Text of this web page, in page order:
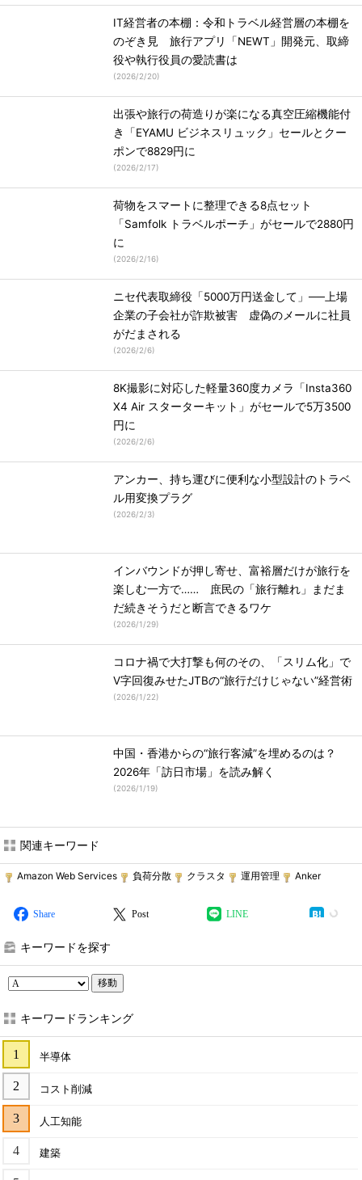
IT経営者の本棚：令和トラベル経営層の本棚を
のぞき見 旅行アプリ「NEWT」開発元、取締
役や執行役員の愛読書は
(2026/2/20)
出張や旅行の荷造りが楽になる真空圧縮機能付
き「EYAMU ビジネスリュック」セールとクー
ポンで8829円に
(2026/2/17)
荷物をスマートに整理できる8点セット
「Samfolk トラベルポーチ」がセールで2880円
に
(2026/2/16)
ニセ代表取締役「5000万円送金して」──上場
企業の子会社が詐欺被害 虚偽のメールに社員
がだまされる
(2026/2/6)
8K撮影に対応した軽量360度カメラ「Insta360
X4 Air スターターキット」がセールで5万3500
円に
(2026/2/6)
アンカー、持ち運びに便利な小型設計のトラベ
ル用変換プラグ
(2026/2/3)
インバウンドが押し寄せ、富裕層だけが旅行を
楽しむ一方で…… 庶民の「旅行離れ」まだま
だ続きそうだと断言できるワケ
(2026/1/29)
コロナ禍で大打撃も何のその、「スリム化」で
V字回復みせたJTBの“旅行だけじゃない”経営術
(2026/1/22)
中国・香港からの“旅行客減”を埋めるのは？
2026年「訪日市場」を読み解く
(2026/1/19)
関連キーワード
Amazon Web Services 負荷分散 クラスタ 運用管理 Anker
Share Post LINE
キーワードを探す
移動
キーワードランキング
半導体
コスト削減
人工知能
建築